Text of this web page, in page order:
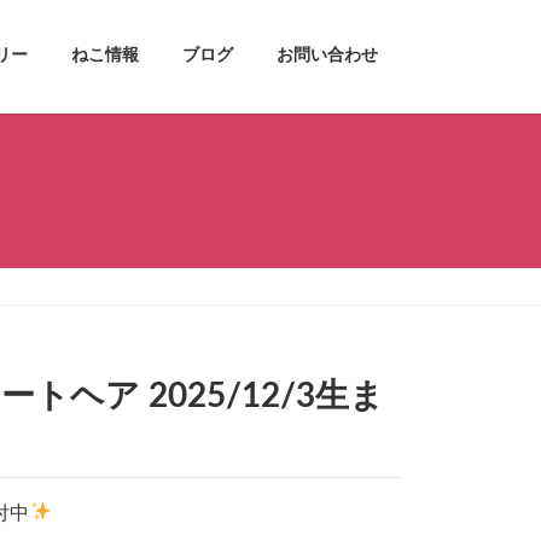
ー ねこ情報 ブログ お問い合わせ
トヘア 2025/12/3生ま
中